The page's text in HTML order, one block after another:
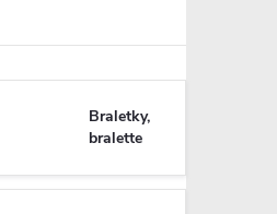
Braletky,
bralette